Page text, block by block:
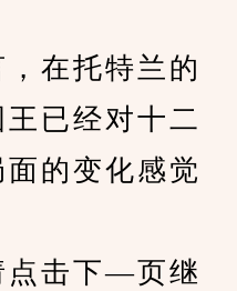
在托特兰的
已经对十二
的变化感觉
击下—页继